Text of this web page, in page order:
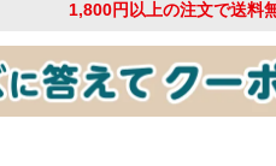
1,800円以上の注文で送料